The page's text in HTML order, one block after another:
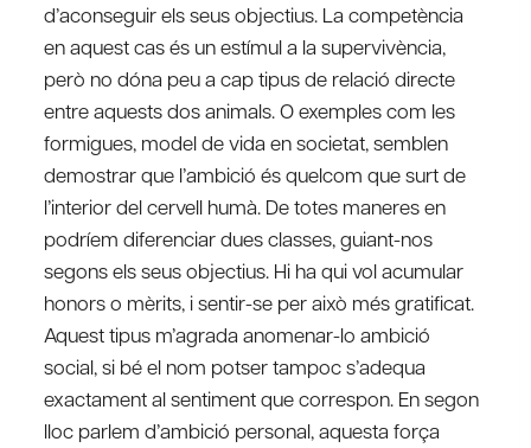
d’aconseguir els seus objectius. La competència
en aquest cas és un estímul a la supervivència,
però no dóna peu a cap tipus de relació directe
entre aquests dos animals. O exemples com les
formigues, model de vida en societat, semblen
demostrar que l’ambició és quelcom que surt de
l’interior del cervell humà. De totes maneres en
podríem diferenciar dues classes, guiant-nos
segons els seus objectius. Hi ha qui vol acumular
honors o mèrits, i sentir-se per això més gratificat.
Aquest tipus m’agrada anomenar-lo ambició
social, si bé el nom potser tampoc s’adequa
exactament al sentiment que correspon. En segon
lloc parlem d’ambició personal, aquesta força